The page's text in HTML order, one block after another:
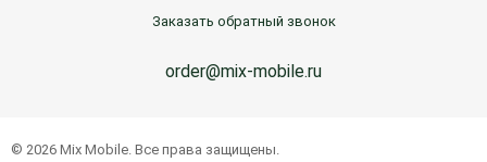
Заказать обратный звонок
order@mix-mobile.ru
© 2026 Mix Mobile. Все права защищены.